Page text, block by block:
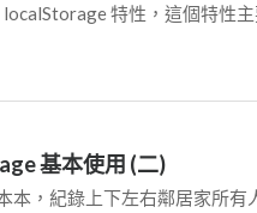
特性，這個特性
基本使用 (二)
本，紀錄上下左右鄰居家所有